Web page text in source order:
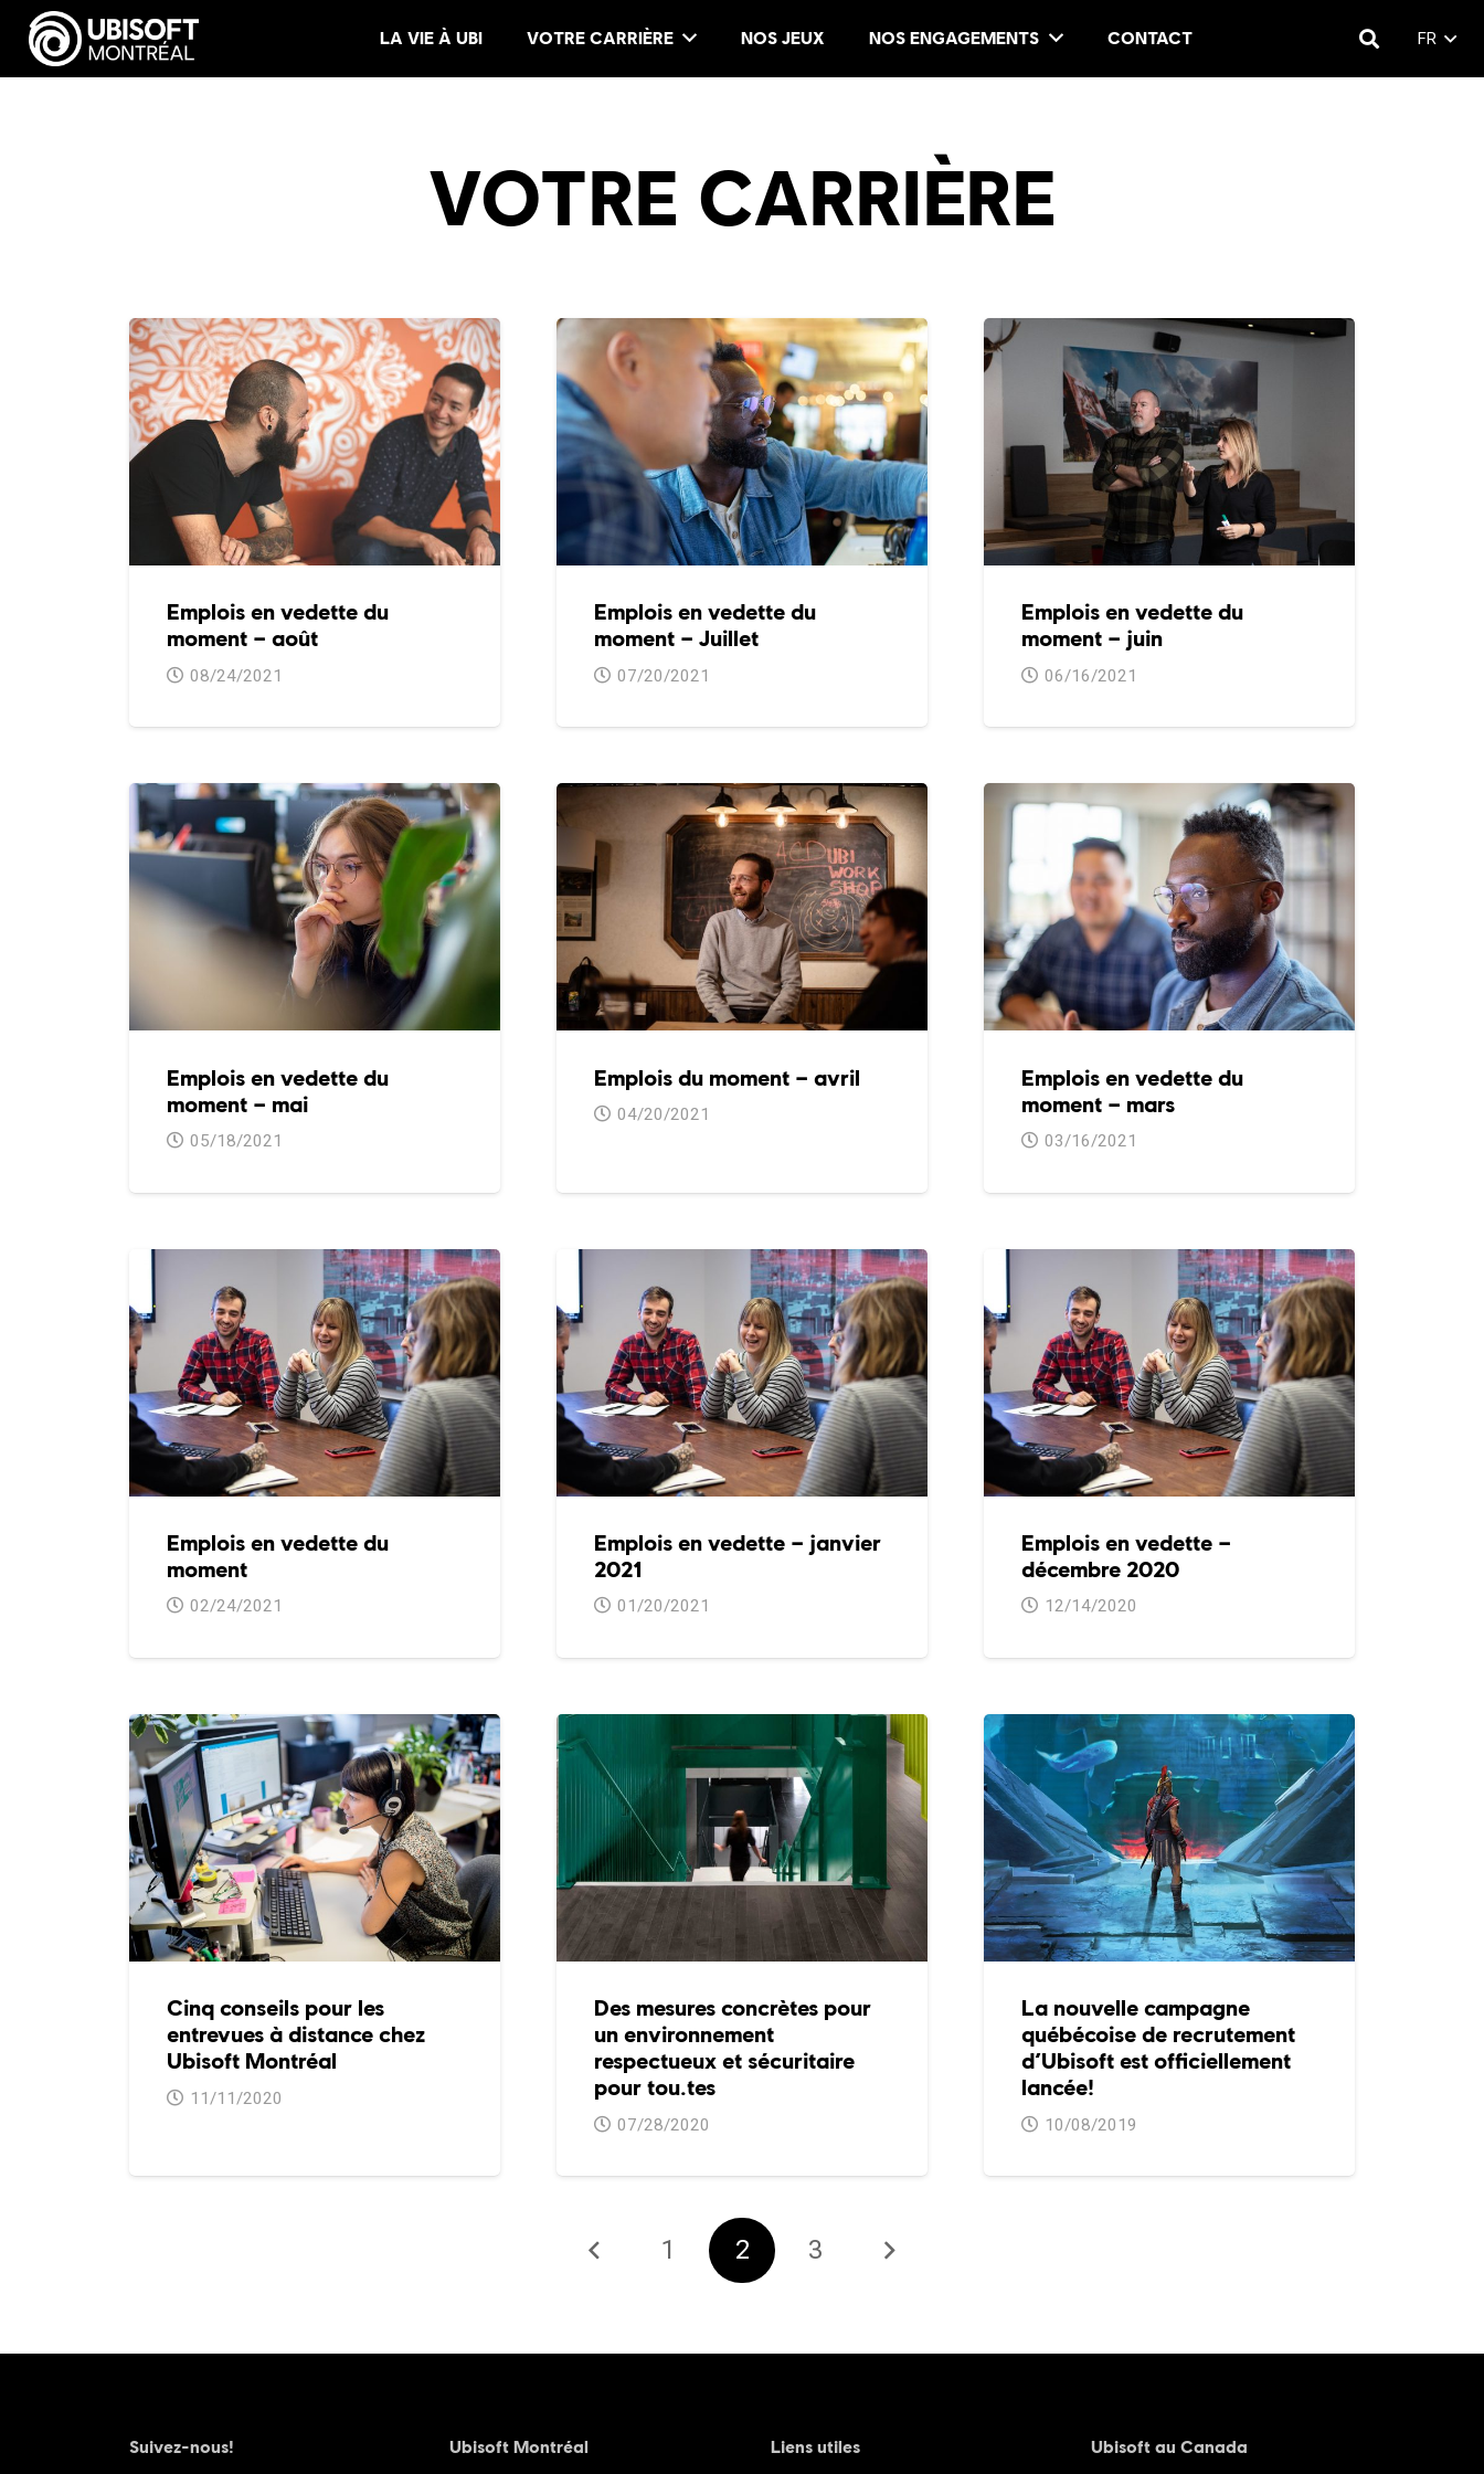
LA VIE À UBI VOTRE CARRIÈRE NOS JEUX NOS ENGAGEMENTS CONTACT FR
VOTRE CARRIÈRE
Emplois en vedette du
moment – août
08/24/2021
Emplois en vedette du
moment – Juillet
07/20/2021
Emplois en vedette du
moment – juin
06/16/2021
Emplois en vedette du
moment – mai
05/18/2021
Emplois du moment – avril
04/20/2021
Emplois en vedette du
moment – mars
03/16/2021
Emplois en vedette du
moment
02/24/2021
Emplois en vedette – janvier
2021
01/20/2021
Emplois en vedette –
décembre 2020
12/14/2020
Cinq conseils pour les
entrevues à distance chez
Ubisoft Montréal
11/11/2020
Des mesures concrètes pour
un environnement
respectueux et sécuritaire
pour tou.tes
07/28/2020
La nouvelle campagne
québécoise de recrutement
d’Ubisoft est officiellement
lancée!
10/08/2019
1 2 3
Suivez-nous! Ubisoft Montréal Liens utiles Ubisoft au Canada